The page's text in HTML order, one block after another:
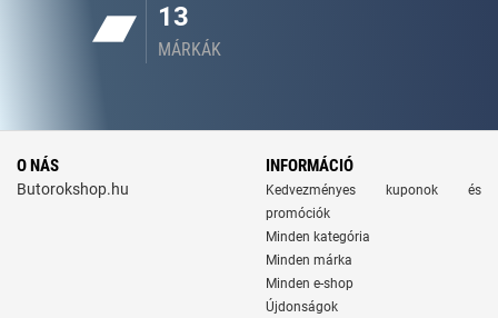
13
MÁRKÁK
O NÁS
Butorokshop.hu
INFORMÁCIÓ
Kedvezményes kuponok és
promóciók
Minden kategória
Minden márka
Minden e-shop
Újdonságok